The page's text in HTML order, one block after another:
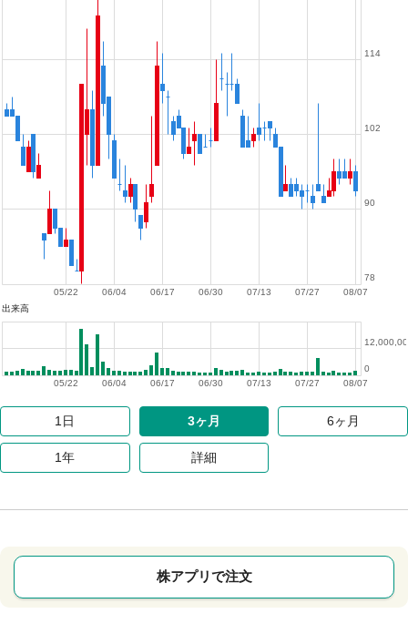
08/07
07/27
07/13
06/30
06/17
06/04
05/22
78
90
102
114
出来高
08/07
07/27
07/13
06/30
06/17
06/04
05/22
0
1日 3ヶ月 6ヶ月
1年 詳細
株アプリで注文